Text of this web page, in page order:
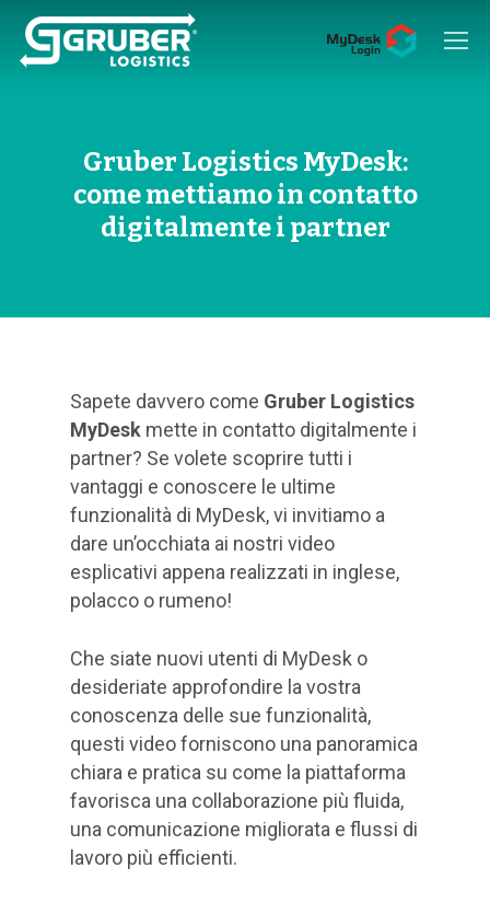
Gruber Logistics MyDesk:
come mettiamo in contatto
digitalmente i partner
Sapete davvero come Gruber Logistics
MyDesk mette in contatto digitalmente i
partner? Se volete scoprire tutti i
vantaggi e conoscere le ultime
funzionalità di MyDesk, vi invitiamo a
dare un’occhiata ai nostri video
esplicativi appena realizzati in inglese,
polacco o rumeno!
Che siate nuovi utenti di MyDesk o
desideriate approfondire la vostra
conoscenza delle sue funzionalità,
questi video forniscono una panoramica
chiara e pratica su come la piattaforma
favorisca una collaborazione più fluida,
una comunicazione migliorata e flussi di
lavoro più efficienti.